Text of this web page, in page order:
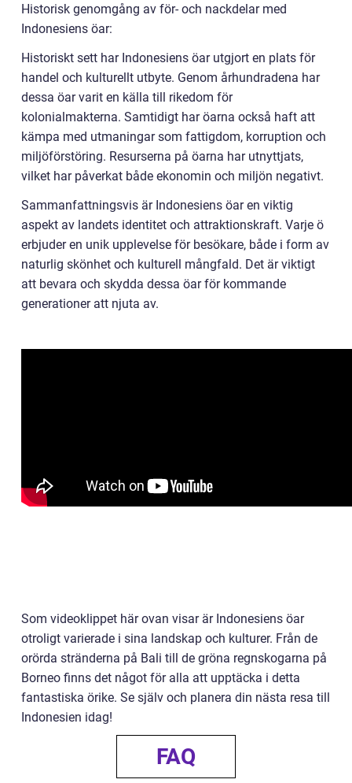
Historisk genomgång av för- och nackdelar med
Indonesiens öar:
Historiskt sett har Indonesiens öar utgjort en plats för
handel och kulturellt utbyte. Genom århundradena har
dessa öar varit en källa till rikedom för
kolonialmakterna. Samtidigt har öarna också haft att
kämpa med utmaningar som fattigdom, korruption och
miljöförstöring. Resurserna på öarna har utnyttjats,
vilket har påverkat både ekonomin och miljön negativt.
Sammanfattningsvis är Indonesiens öar en viktig
aspekt av landets identitet och attraktionskraft. Varje ö
erbjuder en unik upplevelse för besökare, både i form av
naturlig skönhet och kulturell mångfald. Det är viktigt
att bevara och skydda dessa öar för kommande
generationer att njuta av.
Som videoklippet här ovan visar är Indonesiens öar
otroligt varierade i sina landskap och kulturer. Från de
orörda stränderna på Bali till de gröna regnskogarna på
Borneo finns det något för alla att upptäcka i detta
fantastiska örike. Se själv och planera din nästa resa till
Indonesien idag!
FAQ